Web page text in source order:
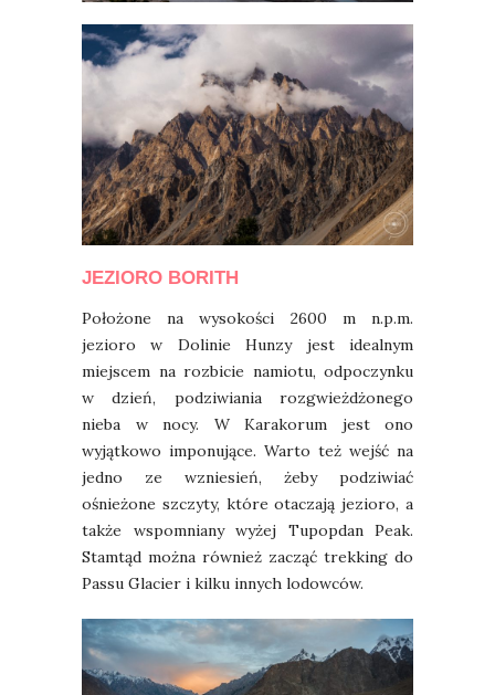
JEZIORO BORITH
Położone na wysokości 2600 m n.p.m.
jezioro w Dolinie Hunzy jest idealnym
miejscem na rozbicie namiotu, odpoczynku
w dzień, podziwiania rozgwieżdżonego
nieba w nocy. W Karakorum jest ono
wyjątkowo imponujące. Warto też wejść na
jedno ze wzniesień, żeby podziwiać
ośnieżone szczyty, które otaczają jezioro, a
także wspomniany wyżej Tupopdan Peak.
Stamtąd można również zacząć trekking do
Passu Glacier i kilku innych lodowców.